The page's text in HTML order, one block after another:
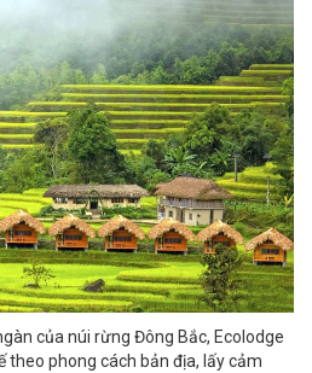
của núi rừng Đông Bắc, Ecolodge
theo phong cách bản địa, lấy cảm